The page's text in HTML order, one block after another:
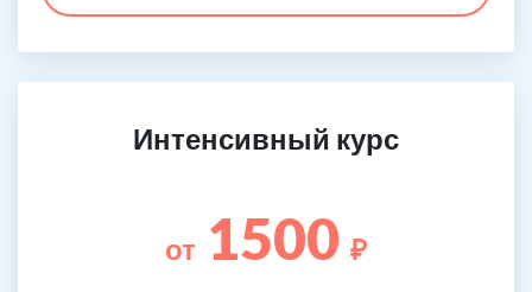
Интенсивный курс
от 1500 ₽